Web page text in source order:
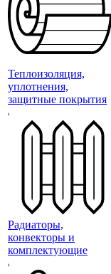
Теплоизоляция,
уплотнения,
защитные покрытия
Радиаторы,
конвекторы и
комплектующие